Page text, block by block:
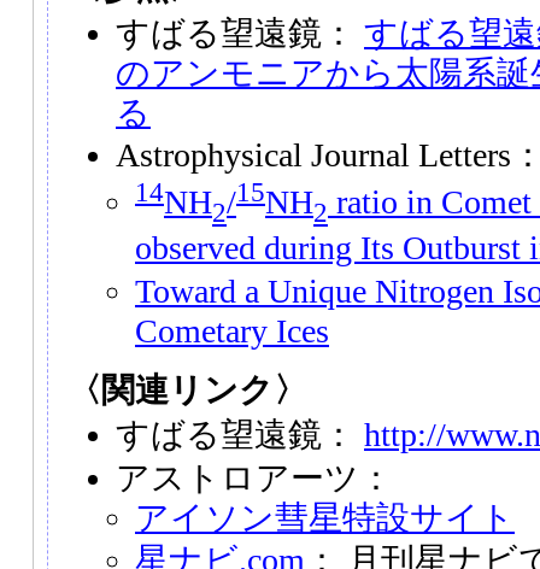
すばる望遠鏡： すばる望
のアンモニアから太陽系
る
Astrophysical Journal Letters
14NH2/15NH2 ratio in
observed during Its Outburst
Toward a Unique Nitrogen
Cometary Ices
〈関連リンク〉
すばる望遠鏡： http://
アストロアーツ：
アイソン彗星特設サイト
星ナビ.com ： 月刊星ナビ